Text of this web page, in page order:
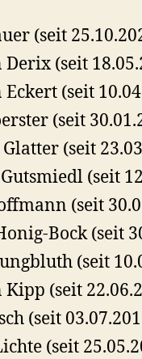
(seit
Derix (seit
Eckert (seit
(seit
(seit
(seit
(seit
Bock (seit
(seit
Kipp (seit
(seit
(seit